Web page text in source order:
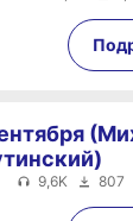
00:49
0:28
9,6K 807